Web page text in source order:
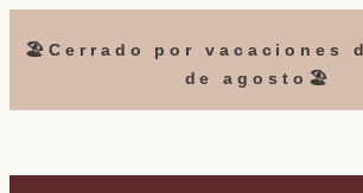
🏖️Cerrado por vacaciones
de agosto🏖️